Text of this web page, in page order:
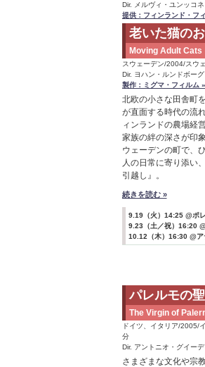
Dir. メルヴィ・ユンッコネ
提供：フィンランド・フ
老いた猫の
Moving Adult Cats
スウェーデン/2004/スウ
Dir. ヨハン・ルンドボーグ
製作：ミグマ・フィルム »
北欧の小さな田舎町
が直面する時代の流
ィンランドの農場経
家族の絆の深さが印
ウェーデンの町で、
人の日常に寄り添い
引越し』。
続きを読む »
9.19（火）14:25 @ポ
9.23（土／祝）16:20
10.12（木）16:30 @ア
パレルモの
The Virgin of
ドイツ、イタリア/2005/
分
Dir. アントニオ・グイーデ
さまざまな文化や宗